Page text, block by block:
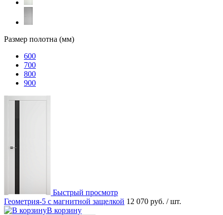
Размер полотна (мм)
600
700
800
900
Быстрый просмотр
Геометрия-5 с магнитной защелкой 12 070 руб. / шт.
В корзину